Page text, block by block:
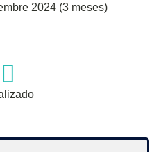
2024 (3 meses)